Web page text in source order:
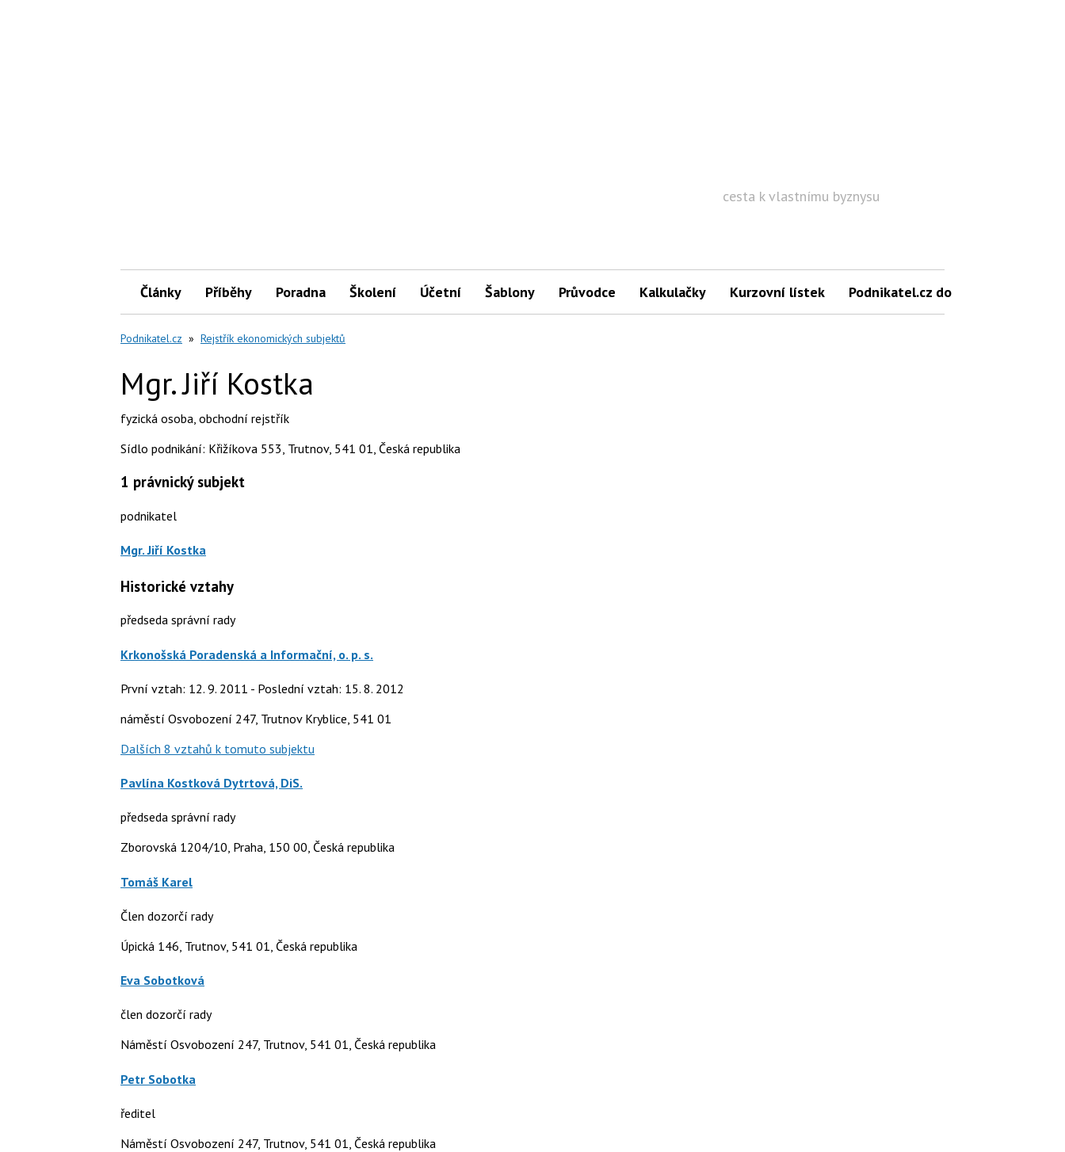
cesta k vlastnímu byznysu
Články Příběhy Poradna Školení Účetní Šablony Průvodce Kalkulačky Kurzovní lístek Podnikatel.cz do mailu
Podnikatel.cz » Rejstřík ekonomických subjektů
Mgr. Jiří Kostka
fyzická osoba obchodní rejstřík
Sídlo podnikání: Křižíkova 553, Trutnov, 541 01, Česká republika
1 právnický subjekt
podnikatel
Mgr. Jiří Kostka
Historické vztahy
předseda správní rady
Krkonošská Poradenská a Informační, o. p. s.
První vztah: 12. 9. 2011 - Poslední vztah: 15. 8. 2012
náměstí Osvobození 247, Trutnov Kryblice, 541 01
Dalších 8 vztahů k tomuto subjektu
Pavlína Kostková Dytrtová, DiS.
předseda správní rady
Zborovská 1204/10, Praha, 150 00, Česká republika
Tomáš Karel
Člen dozorčí rady
Úpická 146, Trutnov, 541 01, Česká republika
Eva Sobotková
člen dozorčí rady
Náměstí Osvobození 247, Trutnov, 541 01, Česká republika
Petr Sobotka
ředitel
Náměstí Osvobození 247, Trutnov, 541 01, Česká republika